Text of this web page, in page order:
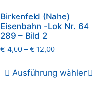
Birkenfeld (Nahe)
Eisenbahn -Lok Nr. 64
289 – Bild 2
€ 4,00–€ 12,00
Ausführung wählen